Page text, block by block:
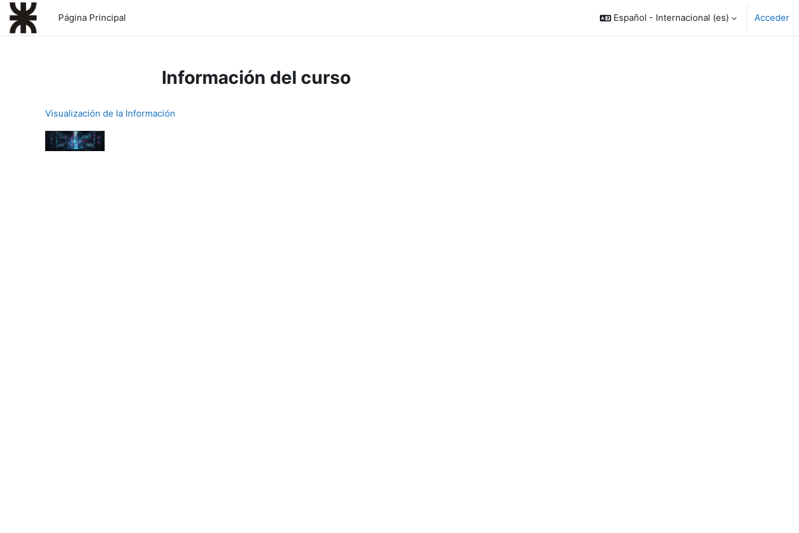
Salta al contenido principal
Página Principal
Español - Internacional ‎(es)‎ Acceder
Información del curso
Visualización de la Información